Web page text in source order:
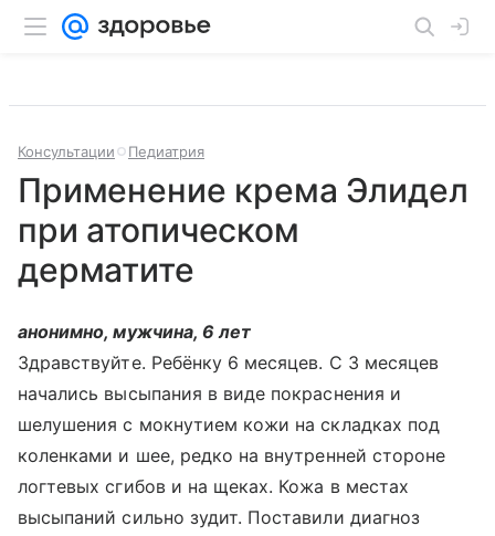
Консультации Педиатрия
Применение крема Элидел
при атопическом
дерматите
анонимно, мужчина, 6 лет
Здравствуйте. Ребёнку 6 месяцев. С 3 месяцев
начались высыпания в виде покраснения и
шелушения с мокнутием кожи на складках под
коленками и шее, редко на внутренней стороне
логтевых сгибов и на щеках. Кожа в местах
высыпаний сильно зудит. Поставили диагноз